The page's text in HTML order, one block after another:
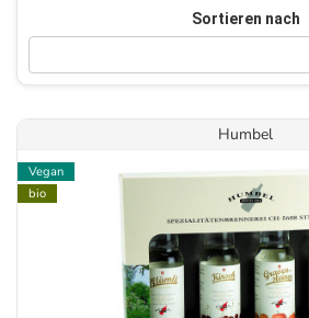
Sortieren nach
Humbel
Vegan
bio